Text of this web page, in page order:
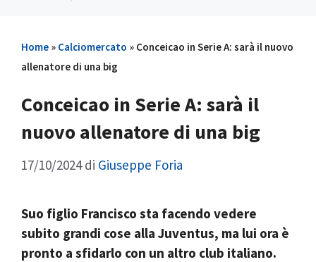
Home » Calciomercato » Conceicao in Serie A: sarà il nuovo
allenatore di una big
Conceicao in Serie A: sarà il
nuovo allenatore di una big
17/10/2024 di Giuseppe Foria
Suo figlio Francisco sta facendo vedere
subito grandi cose alla Juventus, ma lui ora è
pronto a sfidarlo con un altro club italiano.